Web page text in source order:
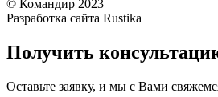
© Командир 2023
Разработка сайта Rustika
Получить
Оставьте заявку, и мы с Вами